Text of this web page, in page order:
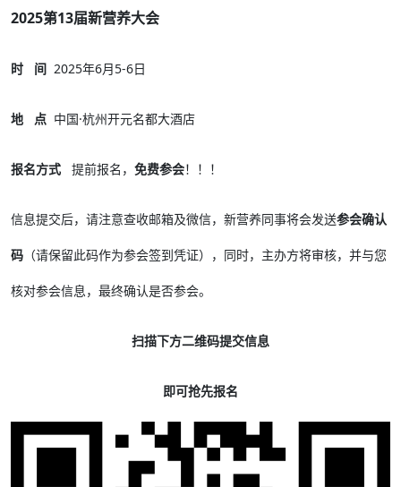
2025第13届新营养大会
时 间 2025年6月5-6日
地 点 中国·杭州开元名都大酒店
报名方式 提前报名， 免费参会！！！
信息提交后，请注意查收邮箱及微信，新营养同事将会发送参会确认
码 （请保留此码作为参会签到凭证），同时，主办方将审核，并与您
核对参会信息，最终确认是否参会。
扫描下方二维码提交信息
即可抢先报名